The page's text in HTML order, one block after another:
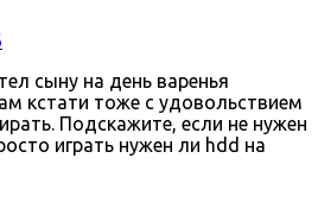
сыну на день варенья
кстати тоже с удовольствием
Подскажите, если не нужен
играть нужен ли hdd на